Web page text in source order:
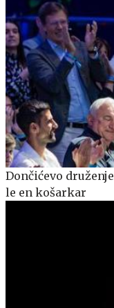
Dončićevo
le en košarkar